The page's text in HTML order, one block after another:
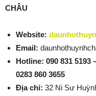
CHÂU
Website:
Email:
Hotline: 090 831 5193
0283 860 3655
Địa chỉ: 32 Ni Sư